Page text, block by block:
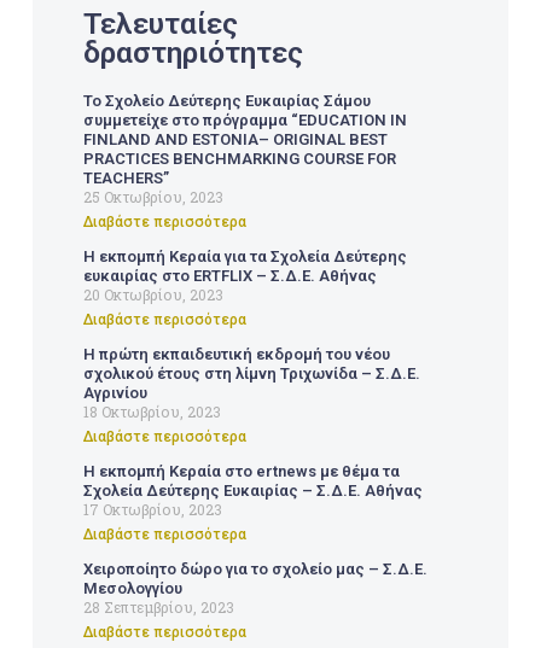
Τελευταίες
δραστηριότητες
Το Σχολείο Δεύτερης Ευκαιρίας Σάμου
συμμετείχε στο πρόγραμμα “EDUCATION IN
FINLAND AND ESTONIA– ORIGINAL BEST
PRACTICES BENCHMARKING COURSE FOR
TEACHERS”
25 Οκτωβρίου, 2023
Διαβάστε περισσότερα
Η εκπομπή Κεραία για τα Σχολεία Δεύτερης
ευκαιρίας στο ERTFLIX – Σ.Δ.Ε. Αθήνας
20 Οκτωβρίου, 2023
Διαβάστε περισσότερα
Η πρώτη εκπαιδευτική εκδρομή του νέου
σχολικού έτους στη λίμνη Τριχωνίδα – Σ.Δ.Ε.
Αγρινίου
18 Οκτωβρίου, 2023
Διαβάστε περισσότερα
Η εκπομπή Κεραία στο ertnews με θέμα τα
Σχολεία Δεύτερης Ευκαιρίας – Σ.Δ.Ε. Αθήνας
17 Οκτωβρίου, 2023
Διαβάστε περισσότερα
Χειροποίητο δώρο για το σχολείο μας – Σ.Δ.Ε.
Μεσολογγίου
28 Σεπτεμβρίου, 2023
Διαβάστε περισσότερα